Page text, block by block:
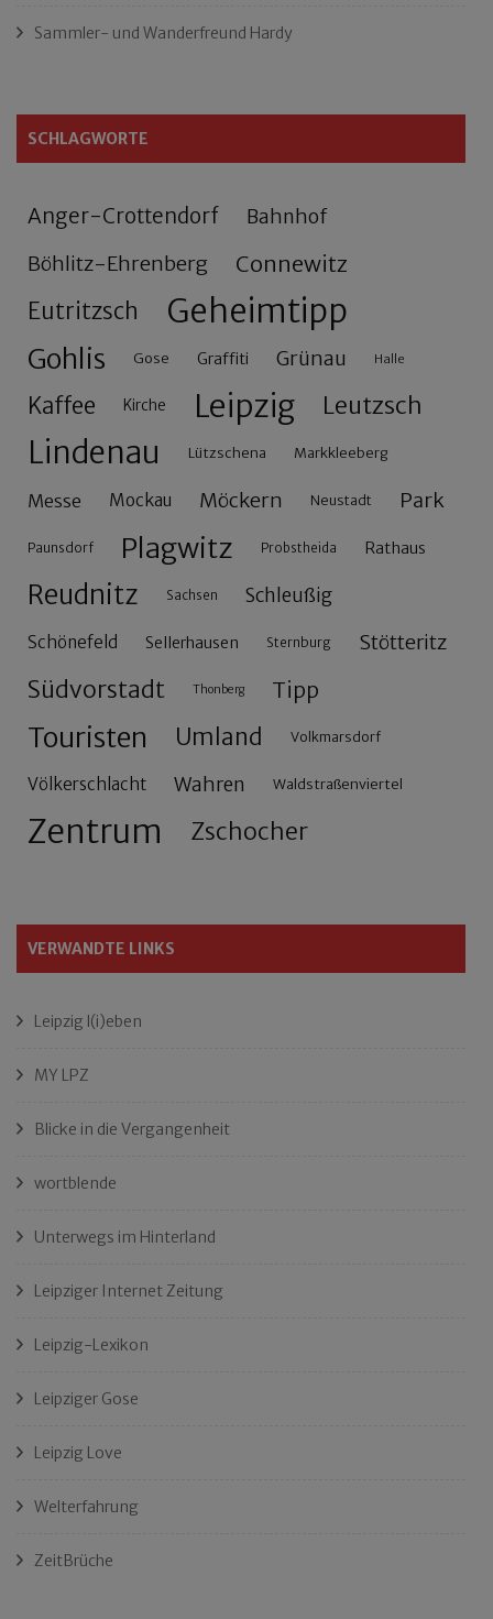
Sammler- und Wanderfreund Hardy
SCHLAGWORTE
Anger-Crottendorf Bahnhof
Böhlitz-Ehrenberg Connewitz
Eutritzsch Geheimtipp
Gohlis Gose Graffiti Grünau Halle
Kaffee Kirche Leipzig Leutzsch
Lindenau Lützschena Markkleeberg
Messe Mockau Möckern Neustadt Park
Paunsdorf Plagwitz Probstheida Rathaus
Reudnitz Sachsen Schleußig
Schönefeld Sellerhausen Sternburg Stötteritz
Südvorstadt Thonberg Tipp
Touristen Umland Volkmarsdorf
Völkerschlacht Wahren Waldstraßenviertel
Zentrum Zschocher
VERWANDTE LINKS
Leipzig l(i)eben
MY LPZ
Blicke in die Vergangenheit
wortblende
Unterwegs im Hinterland
Leipziger Internet Zeitung
Leipzig-Lexikon
Leipziger Gose
Leipzig Love
Welterfahrung
ZeitBrüche